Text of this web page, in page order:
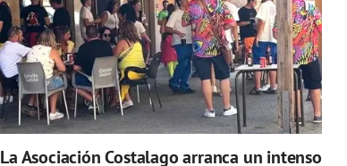
La Asociación Costalago arranca un intenso